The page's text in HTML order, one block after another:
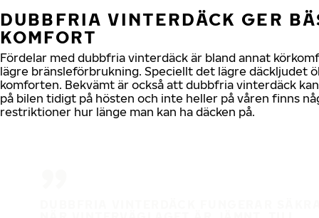
DUBBFRIA VINTERDÄCK GER
KOMFORT
Fördelar med dubbfria vinterdäck är bland annat
lägre bränsleförbrukning. Speciellt det lägre däckljudet
komforten. Bekvämt är också att dubbfria vinterdäck
på bilen tidigt på hösten och inte heller på våren finns
restriktioner hur länge man kan ha däcken på.